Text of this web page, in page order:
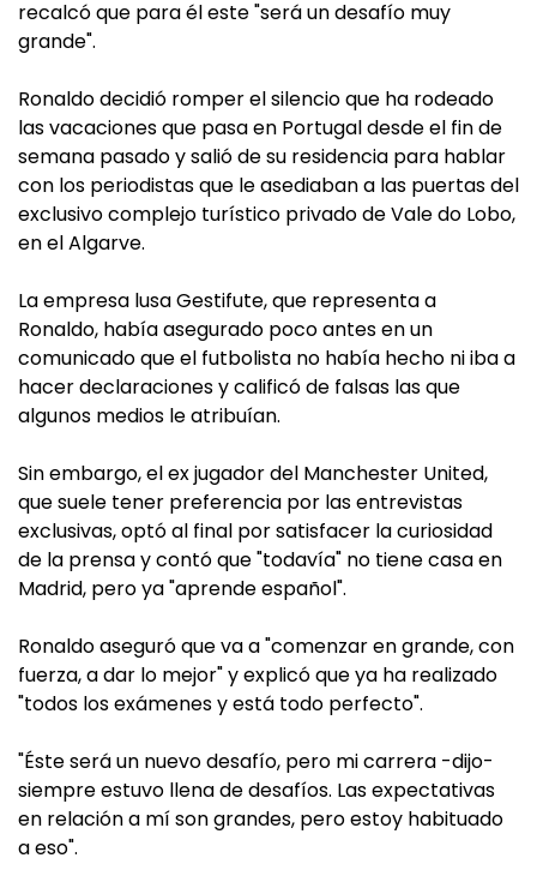
recalcó que para él este "será un desafío muy
grande".
Ronaldo decidió romper el silencio que ha rodeado
las vacaciones que pasa en Portugal desde el fin de
semana pasado y salió de su residencia para hablar
con los periodistas que le asediaban a las puertas del
exclusivo complejo turístico privado de Vale do Lobo,
en el Algarve.
La empresa lusa Gestifute, que representa a
Ronaldo, había asegurado poco antes en un
comunicado que el futbolista no había hecho ni iba a
hacer declaraciones y calificó de falsas las que
algunos medios le atribuían.
Sin embargo, el ex jugador del Manchester United,
que suele tener preferencia por las entrevistas
exclusivas, optó al final por satisfacer la curiosidad
de la prensa y contó que "todavía" no tiene casa en
Madrid, pero ya "aprende español".
Ronaldo aseguró que va a "comenzar en grande, con
fuerza, a dar lo mejor" y explicó que ya ha realizado
"todos los exámenes y está todo perfecto".
"Éste será un nuevo desafío, pero mi carrera -dijo-
siempre estuvo llena de desafíos. Las expectativas
en relación a mí son grandes, pero estoy habituado
a eso".